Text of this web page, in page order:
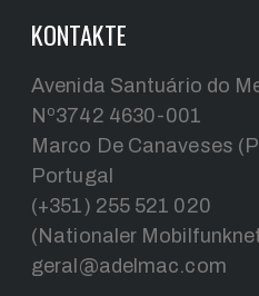
KONTAKTE
Avenida Santuário do
Nº3742 4630-001
Marco De Canaveses
Portugal
(+351) 255 521 020
(Nationaler
geral@adelmac.com